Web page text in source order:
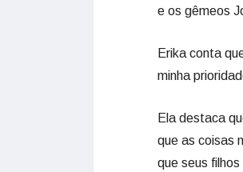
e os gêmeos
Erika conta
minha
Ela destaca
que as coisas
que seus